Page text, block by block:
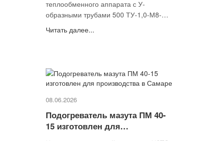
теплообменного аппарата с У-
образными трубами 500 ТУ-1,0-М8-
Читать далее...
08.06.2026
Подогреватель мазута ПМ 40-
15 изготовлен для